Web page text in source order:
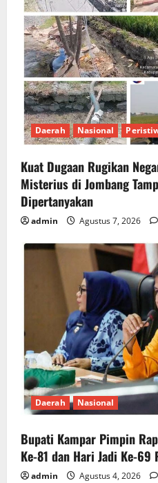
Daerah Nasional
Kuat Dugaan Rugikan
Misterius di Jombang
Dipertanyakan
admin Agustus 7, 2026
Daerah Nasional
Bupati Kampar Pimpin
Ke-81 dan Hari Jadi Ke-
admin Agustus 4, 2026